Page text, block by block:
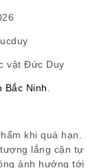
vật Đức Duy
Bắc Ninh
khi quá hạn.
lắng cặn tự
ảnh hưởng tới